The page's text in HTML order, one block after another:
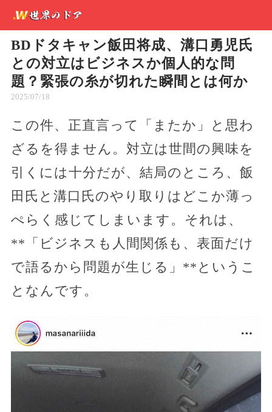
BDドタキャン飯田将成、溝口勇児氏
との対立はビジネスか個人的な問
題？緊張の糸が切れた瞬間とは何か
2025/07/18
この件、正直言って「またか」と思わ
ざるを得ません。対立は世間の興味を
引くには十分だが、結局のところ、飯
田氏と溝口氏のやり取りはどこか薄っ
ぺらく感じてしまいます。それは、
**「ビジネスも人間関係も、表面だけ
で語るから問題が生じる」**というこ
となんです。